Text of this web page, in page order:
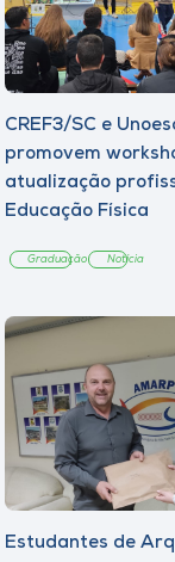
CREF3/SC e
promovem
atualização
Educação Física
Graduação Notícia
Estudantes de